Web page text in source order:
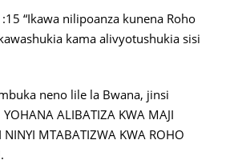
“Ikawa nilipoanza kunena Roho
kama alivyotushukia sisi
neno lile la Bwana, jinsi
ALIBATIZA KWA MAJI
NINYI MTABATIZWA KWA ROHO